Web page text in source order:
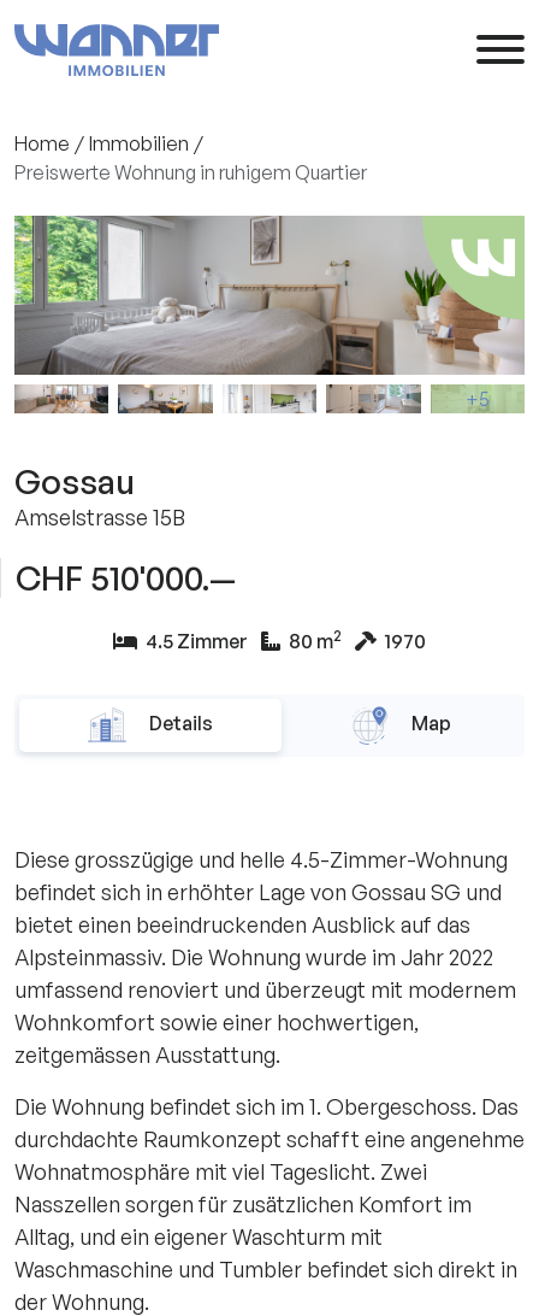
Home
Immobilien
Preiswerte Wohnung in ruhigem Quartier
+5
Gossau
Amselstrasse 15B
CHF 510'000.—
4.5 Zimmer 80 m2 1970
Details Map
Diese grosszügige und helle 4.5-Zimmer-Wohnung
befindet sich in erhöhter Lage von Gossau SG und
bietet einen beeindruckenden Ausblick auf das
Alpsteinmassiv. Die Wohnung wurde im Jahr 2022
umfassend renoviert und überzeugt mit modernem
Wohnkomfort sowie einer hochwertigen,
zeitgemässen Ausstattung.
Die Wohnung befindet sich im 1. Obergeschoss. Das
durchdachte Raumkonzept schafft eine angenehme
Wohnatmosphäre mit viel Tageslicht. Zwei
Nasszellen sorgen für zusätzlichen Komfort im
Alltag, und ein eigener Waschturm mit
Waschmaschine und Tumbler befindet sich direkt in
der Wohnung.